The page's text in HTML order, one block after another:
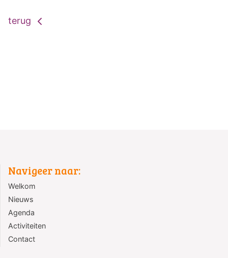
terug
Navigeer naar:
Welkom
Nieuws
Agenda
Activiteiten
Contact